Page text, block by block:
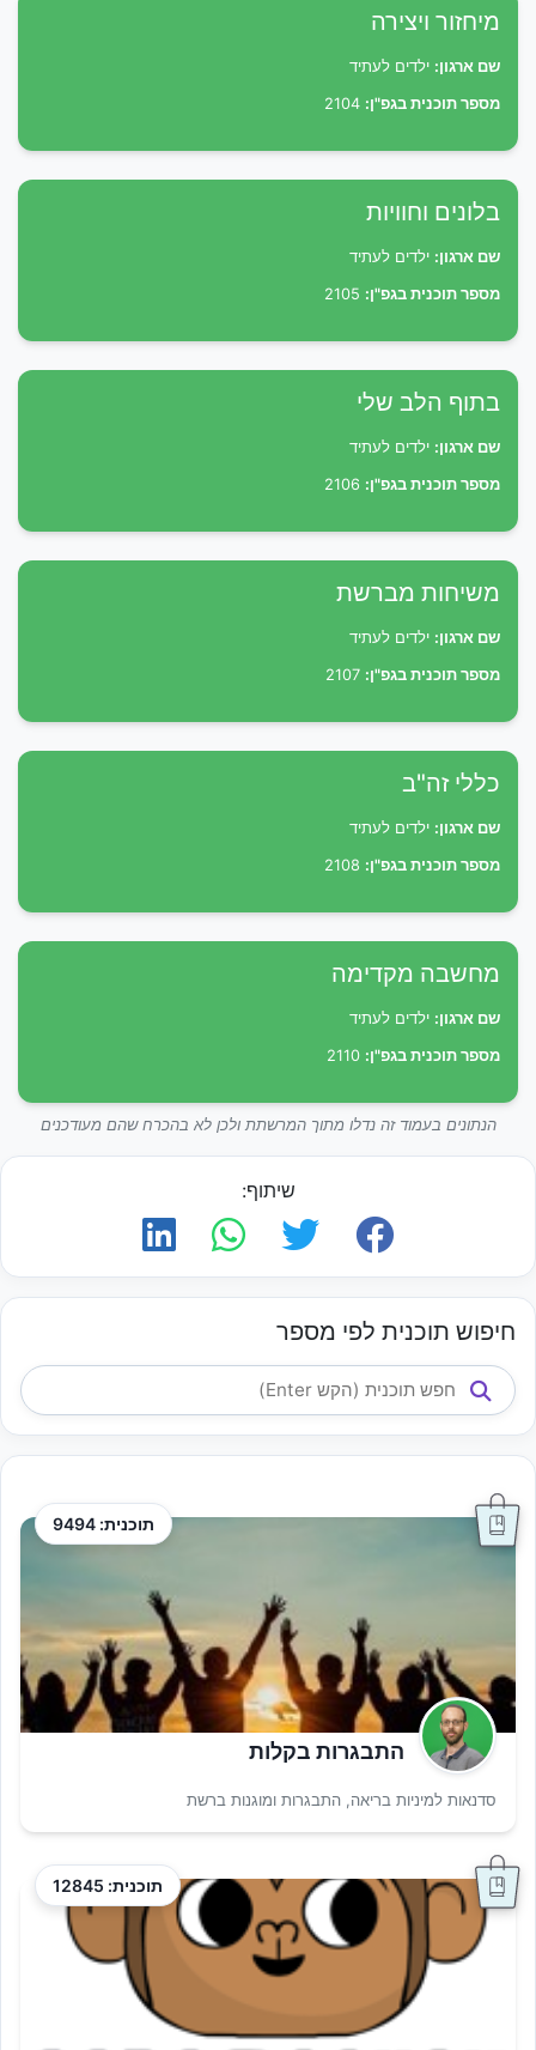
מיחזור ויצירה
שם ארגון: ילדים לעתיד
מספר תוכנית בגפ"ן:
בלונים וחוויות
שם ארגון: ילדים לעתיד
מספר תוכנית בגפ"ן:
בתוף הלב שלי
שם ארגון: ילדים לעתיד
מספר תוכנית בגפ"ן:
משיחות מברשת
שם ארגון: ילדים לעתיד
מספר תוכנית בגפ"ן:
כללי זה"ב
שם ארגון: ילדים לעתיד
מספר תוכנית בגפ"ן:
מחשבה מקדימה
שם ארגון: ילדים לעתיד
מספר תוכנית בגפ"ן:
הנתונים בעמוד זה נדלו מתוך המרשתת ולכן לא בהכרח שהם מעודכנים
שיתוף:
חיפוש תוכנית לפי מספר
תוכנית: 9494
התבגרות בקלות
סדנאות למיניות בריאה, התבגרות ומוגנות ברשת
תוכנית: 12845